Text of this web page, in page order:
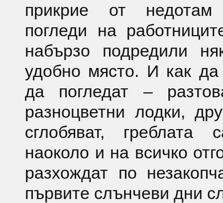
прикрие от
погледи на
набързо подредили
удобно място. И как
да погледат –
разноцветни лодки,
сглобяват, греблата
наоколо и на всичко
разхождат по
първите слънчеви дни